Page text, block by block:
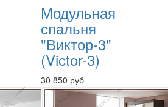
Модульная
спальня
"Виктор-3"
(Victor-3)
30 850 руб